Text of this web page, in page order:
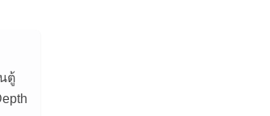
ตู้